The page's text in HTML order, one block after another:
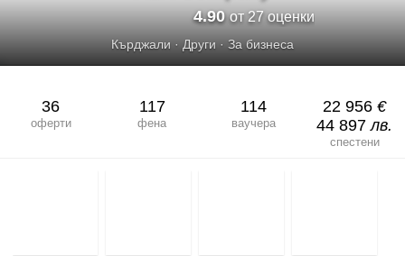
4.90от 27 оценки
Кърджали · Други · За бизнеса
36
оферти
117
фена
114
ваучера
22 956 €
44 897лв.
спестени